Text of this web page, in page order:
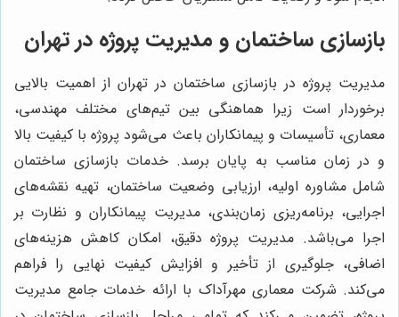
بازسازی ساختمان و مدیریت پروژه در تهران
مدیریت پروژه در بازسازی ساختمان در تهران از اهمیت بالایی
برخوردار است زیرا هماهنگی بین تیم‌های مختلف مهندسی،
معماری، تأسیسات و پیمانکاران باعث می‌شود پروژه با کیفیت بالا
و در زمان مناسب به پایان برسد. خدمات بازسازی ساختمان
شامل مشاوره اولیه، ارزیابی وضعیت ساختمان، تهیه نقشه‌های
اجرایی، برنامه‌ریزی زمان‌بندی، مدیریت پیمانکاران و نظارت بر
اجرا می‌باشد. مدیریت پروژه دقیق، امکان کاهش هزینه‌های
اضافی، جلوگیری از تأخیر و افزایش کیفیت نهایی را فراهم
می‌کند. شرکت معماری مهرآداک با ارائه خدمات جامع مدیریت